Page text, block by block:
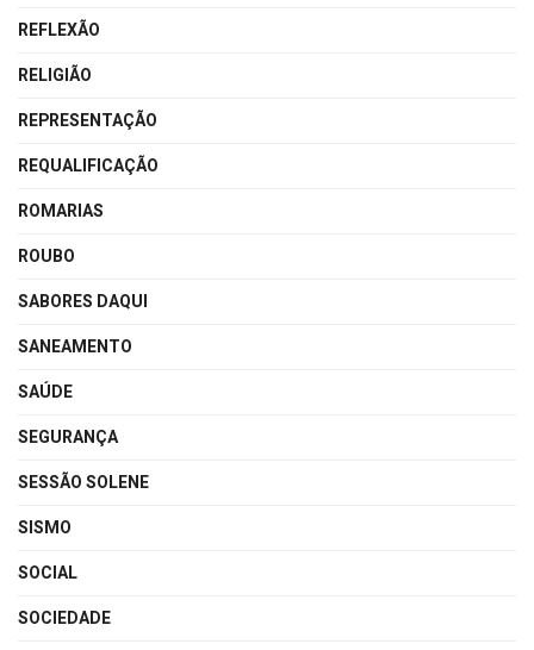
REFLEXÃO
RELIGIÃO
REPRESENTAÇÃO
REQUALIFICAÇÃO
ROMARIAS
ROUBO
SABORES DAQUI
SANEAMENTO
SAÚDE
SEGURANÇA
SESSÃO SOLENE
SISMO
SOCIAL
SOCIEDADE